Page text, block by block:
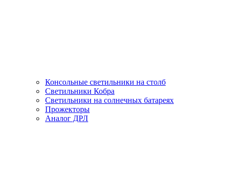
Консольные светильники на столб
Светильники Кобра
Светильники на солнечных батареях
Прожекторы
Аналог ДРЛ